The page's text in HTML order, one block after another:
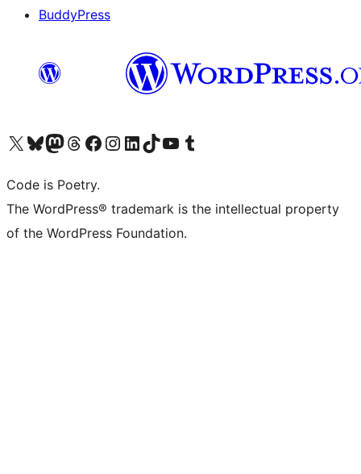
BuddyPress
Navštivte náš účet na X (dříve Twitter)
Navštivte náš Bluesky účetNavštivte náš účet Mastodon
Navštivte náš Threads účetNavštivte naši stránku na Facebooku
Navštivte náš Instagram účetNavštivte náš LinkedIn účetNavštivte náš TikTok účetNavštivte náš YouTube kanálNavštivte náš Tumblr účet
Code is Poetry.
The WordPress® trademark is the intellectual property
of the WordPress Foundation.